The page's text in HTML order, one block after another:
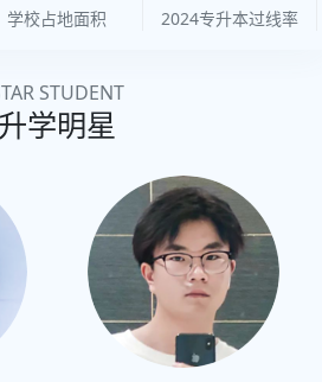
学校占地面积 2024专升本过线率
STUDENT
升学明星